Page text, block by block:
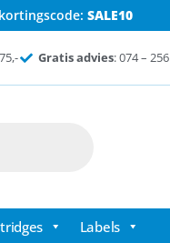
SALE10
Gratis advies: 074 –
Labels